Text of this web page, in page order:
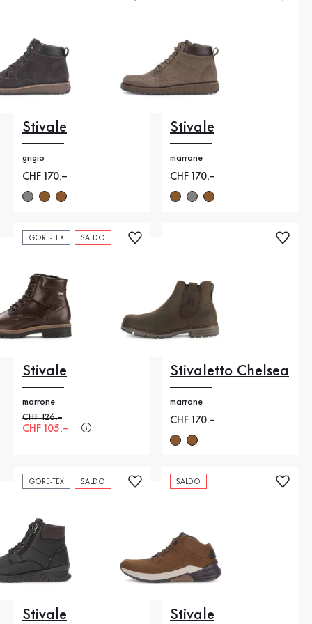
Stivale
grigio
Nuovo prezzo
CHF 170.–
Stivale
marrone
Nuovo prezzo
CHF 170.–
GORE-TEX SALDO
Stivale
marrone
Prezzo precedente
CHF 126.–
Nuovo prezzo
CHF 105.–
Stivaletto Chelsea
marrone
Nuovo prezzo
CHF 170.–
GORE-TEX SALDO
Stivale
SALDO
Stivale